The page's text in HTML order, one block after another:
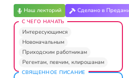
Наш лекторий Сделано в
С ЧЕГО НАЧАТЬ
Интересующимся
Новоначальным
Приходским работникам
Регентам, певчим, клирошанам
СВЯЩЕННОЕ ПИСАНИЕ